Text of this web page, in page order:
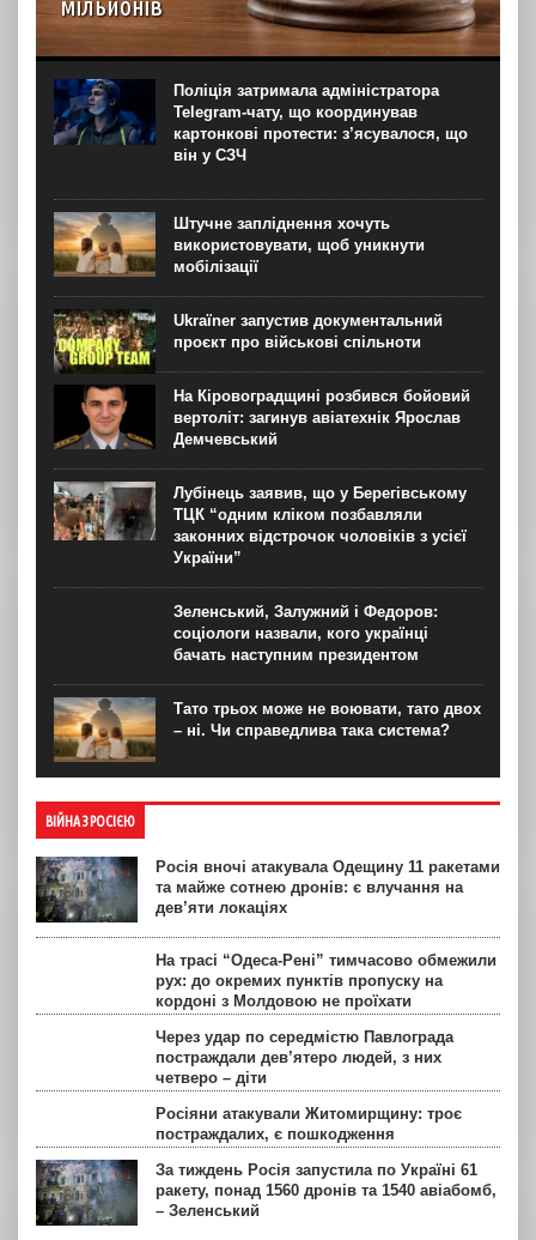
Господарський суд Рівненської області вирішив стягнути
з ТОВ “Домпромбуд” на користь ДП Міністерства
оборони “Агенція оборонних закупівель” 24,88 млн грн за
невчасно поставлені дрони. Про це свідчить рішення
суду...
Поліція затримала адміністратора
Telegram-чату, що координував
картонкові протести: з’ясувалося, що
він у СЗЧ
Штучне запліднення хочуть
використовувати, щоб уникнути
мобілізації
Ukraїner запустив документальний
проєкт про військові спільноти
На Кіровоградщині розбився бойовий
вертоліт: загинув авіатехнік Ярослав
Демчевський
Лубінець заявив, що у Берегівському
ТЦК “одним кліком позбавляли
законних відстрочок чоловіків з усієї
України”
Зеленський, Залужний і Федоров:
соціологи назвали, кого українці
бачать наступним президентом
Тато трьох може не воювати, тато двох
– ні. Чи справедлива така система?
ВІЙНА З РОСІЄЮ
Росія вночі атакувала Одещину 11 ракетами
та майже сотнею дронів: є влучання на
дев’яти локаціях
На трасі “Одеса-Рені” тимчасово обмежили
рух: до окремих пунктів пропуску на
кордоні з Молдовою не проїхати
Через удар по середмістю Павлограда
постраждали дев’ятеро людей, з них
четверо – діти
Росіяни атакували Житомирщину: троє
постраждалих, є пошкодження
За тиждень Росія запустила по Україні 61
ракету, понад 1560 дронів та 1540 авіабомб,
– Зеленський